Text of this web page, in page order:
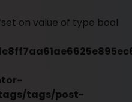
on value of type bool
tags/post-